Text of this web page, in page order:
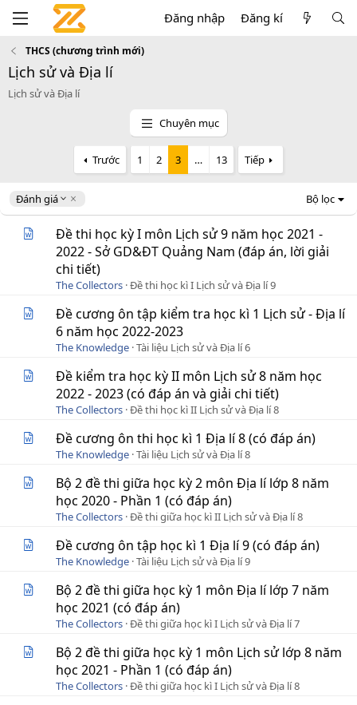
Đăng nhập Đăng kí
THCS (chương trình mới)
Lịch sử và Địa lí
Lịch sử và Địa lí
Chuyên mục
Trước 1 2 3 … 13 Tiếp
Đánh giá
D
e
Bộ lọc
Đề thi học kỳ I môn Lịch sử 9 năm học 2021 -
2022 - Sở GD&ĐT Quảng Nam (đáp án, lời giải
chi tiết)
The Collectors Đề thi học kì I Lịch sử và Địa lí 9
Đề cương ôn tập kiểm tra học kì 1 Lịch sử - Địa lí
6 năm học 2022-2023
The Knowledge Tài liệu Lịch sử và Địa lí 6
Đề kiểm tra học kỳ II môn Lịch sử 8 năm học
2022 - 2023 (có đáp án và giải chi tiết)
The Collectors Đề thi học kì II Lịch sử và Địa lí 8
Đề cương ôn thi học kì 1 Địa lí 8 (có đáp án)
The Knowledge Tài liệu Lịch sử và Địa lí 8
Bộ 2 đề thi giữa học kỳ 2 môn Địa lí lớp 8 năm
học 2020 - Phần 1 (có đáp án)
The Collectors Đề thi giữa học kì II Lịch sử và Địa lí 8
Đề cương ôn tập học kì 1 Địa lí 9 (có đáp án)
The Knowledge Tài liệu Lịch sử và Địa lí 9
Bộ 2 đề thi giữa học kỳ 1 môn Địa lí lớp 7 năm
học 2021 (có đáp án)
The Collectors Đề thi giữa học kì I Lịch sử và Địa lí 7
Bộ 2 đề thi giữa học kỳ 1 môn Lịch sử lớp 8 năm
học 2021 - Phần 1 (có đáp án)
The Collectors Đề thi giữa học kì I Lịch sử và Địa lí 8